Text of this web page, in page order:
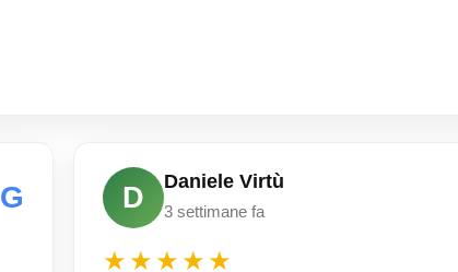
G D Daniele Virtù
3 settimane fa
★★★★★